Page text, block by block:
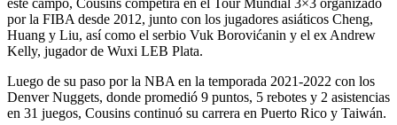
por la FIBA ​​​​desde 2012, junto con los jugadores asiáticos Cheng,
Huang y Liu, así como el serbio Vuk Borovićanin y el ex Andrew
Kelly, jugador de Wuxi LEB Plata.
Luego de su paso por la NBA en la temporada 2021-2022 con los
Denver Nuggets, donde promedió 9 puntos, 5 rebotes y 2 asistencias
en 31 juegos, Cousins ​​continuó su carrera en Puerto Rico y Taiwán.